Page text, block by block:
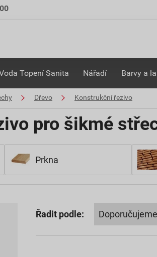
Topení Sanita Nářadí Barvy a
Dřevo Konstrukční řezivo
pro šikmé
Prkna
Řadit podle: Doporučujeme